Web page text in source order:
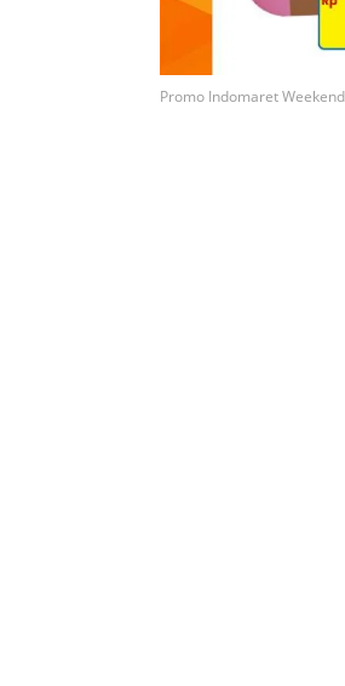
Promo Indomaret